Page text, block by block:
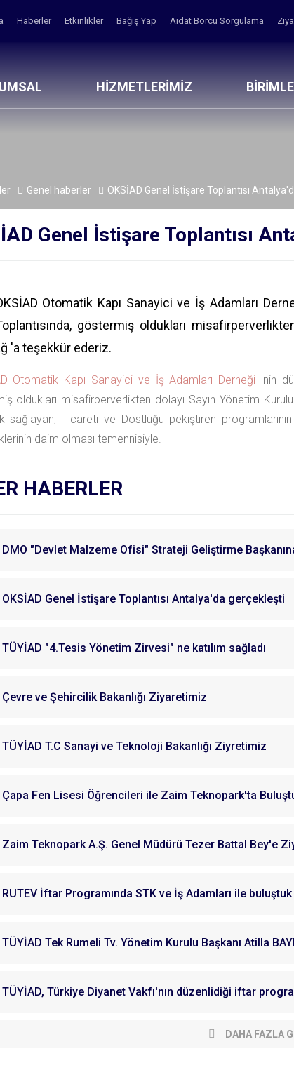
Haberler Etkinlikler Bağış Yap Aidat Borcu Sorgulama
HİZMETLERİMİZ
Genel haberler OKSİAD Genel İstişare Toplantısı
Genel İstişare Toplantısı
Otomatik Kapı Sanayici ve İş Adamları
göstermiş oldukları
'a teşekkür ederiz.
Otomatik Kapı Sanayici ve İş Adamları Derneği 'nin
oldukları misafirperverlikten dolayı Sayın Yönetim Kurulu
sağlayan, Ticareti ve Dostluğu pekiştiren
daim olması temennisiyle.
HABERLER
DMO "Devlet Malzeme Ofisi" Strateji Geliştirme
OKSİAD Genel İstişare Toplantısı Antalya'da gerçekleşti
TÜYİAD "4.Tesis Yönetim Zirvesi" ne katılım sağladı
Çevre ve Şehircilik Bakanlığı Ziyaretimiz
TÜYİAD T.C Sanayi ve Teknoloji Bakanlığı Ziyretimiz
Çapa Fen Lisesi Öğrencileri ile Zaim Teknopark'ta
Zaim Teknopark A.Ş. Genel Müdürü Tezer Battal Bey'e
RUTEV İftar Programında STK ve İş Adamları ile buluştuk
TÜYİAD Tek Rumeli Tv. Yönetim Kurulu Başkanı Atilla
TÜYİAD, Türkiye Diyanet Vakfı'nın düzenlidiği iftar
DAHA FAZLA